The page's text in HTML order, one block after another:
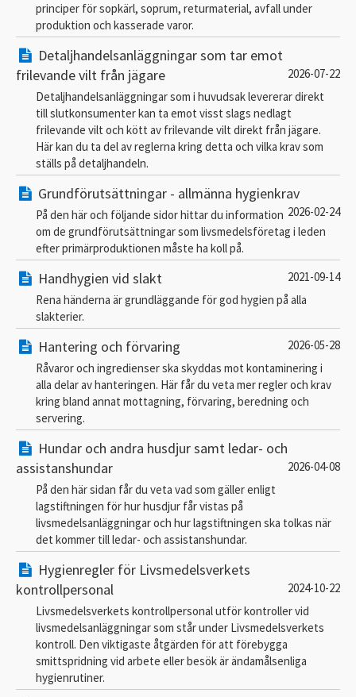
principer för sopkärl, soprum, returmaterial, avfall under
produktion och kasserade varor.
Detaljhandelsanläggningar som tar emot
frilevande vilt från jägare
2026-07-22
Detaljhandelsanläggningar som i huvudsak levererar direkt
till slutkonsumenter kan ta emot visst slags nedlagt
frilevande vilt och kött av frilevande vilt direkt från jägare.
Här kan du ta del av reglerna kring detta och vilka krav som
ställs på detaljhandeln.
Grundförutsättningar - allmänna hygienkrav
2026-02-24
På den här och följande sidor hittar du information
om de grundförutsättningar som livsmedelsföretag i leden
efter primärproduktionen måste ha koll på.
Handhygien vid slakt
2021-09-14
Rena händerna är grundläggande för god hygien på alla
slakterier.
Hantering och förvaring
2026-05-28
Råvaror och ingredienser ska skyddas mot kontaminering i
alla delar av hanteringen. Här får du veta mer regler och krav
kring bland annat mottagning, förvaring, beredning och
servering.
Hundar och andra husdjur samt ledar- och
assistanshundar
2026-04-08
På den här sidan får du veta vad som gäller enligt
lagstiftningen för hur husdjur får vistas på
livsmedelsanläggningar och hur lagstiftningen ska tolkas när
det kommer till ledar- och assistanshundar.
Hygienregler för Livsmedelsverkets
kontrollpersonal
2024-10-22
Livsmedelsverkets kontrollpersonal utför kontroller vid
livsmedelsanläggningar som står under Livsmedelsverkets
kontroll. Den viktigaste åtgärden för att förebygga
smittspridning vid arbete eller besök är ändamålsenliga
hygienrutiner.